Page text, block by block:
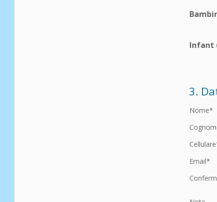
Infant
3.
Nome*
Email*